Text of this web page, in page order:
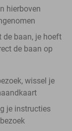
hierboven
de baan, je hoeft
de baan op
wissel je
je instructies